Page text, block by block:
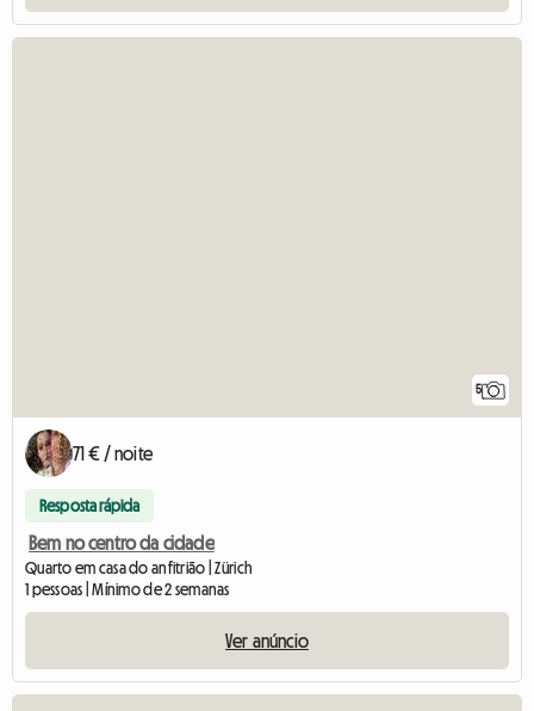
5
71 € / noite
Resposta rápida
Bem no centro da cidade
Quarto em casa do anfitrião | Zürich
1 pessoas | Mínimo de 2 semanas
Ver anúncio